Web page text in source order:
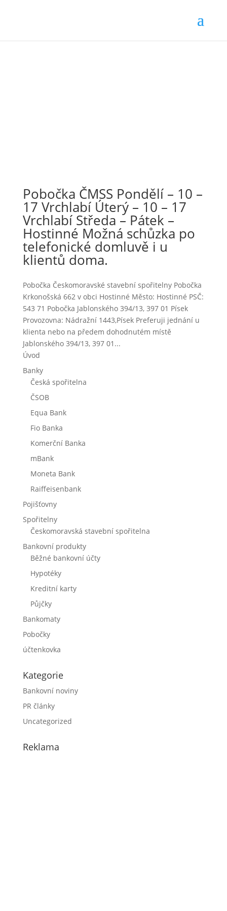
Pobočka ČMSS Pondělí – 10 –
17 Vrchlabí Úterý – 10 – 17
Vrchlabí Středa – Pátek –
Hostinné Možná schůzka po
telefonické domluvě i u
klientů doma.
Pobočka Českomoravské stavební spořitelny Pobočka
Krkonošská 662 v obci Hostinné Město: Hostinné PSČ:
543 71 Pobočka Jablonského 394/13, 397 01 Písek
Provozovna: Nádražní 1443,Písek Preferuji jednání u
klienta nebo na předem dohodnutém místě
Jablonského 394/13, 397 01...
Úvod
Banky
Česká spořitelna
ČSOB
Equa Bank
Fio Banka
Komerční Banka
mBank
Moneta Bank
Raiffeisenbank
Pojišťovny
Spořitelny
Českomoravská stavební spořitelna
Bankovní produkty
Běžné bankovní účty
Hypotéky
Kreditní karty
Půjčky
Bankomaty
Pobočky
účtenkovka
Kategorie
Bankovní noviny
PR články
Uncategorized
Reklama